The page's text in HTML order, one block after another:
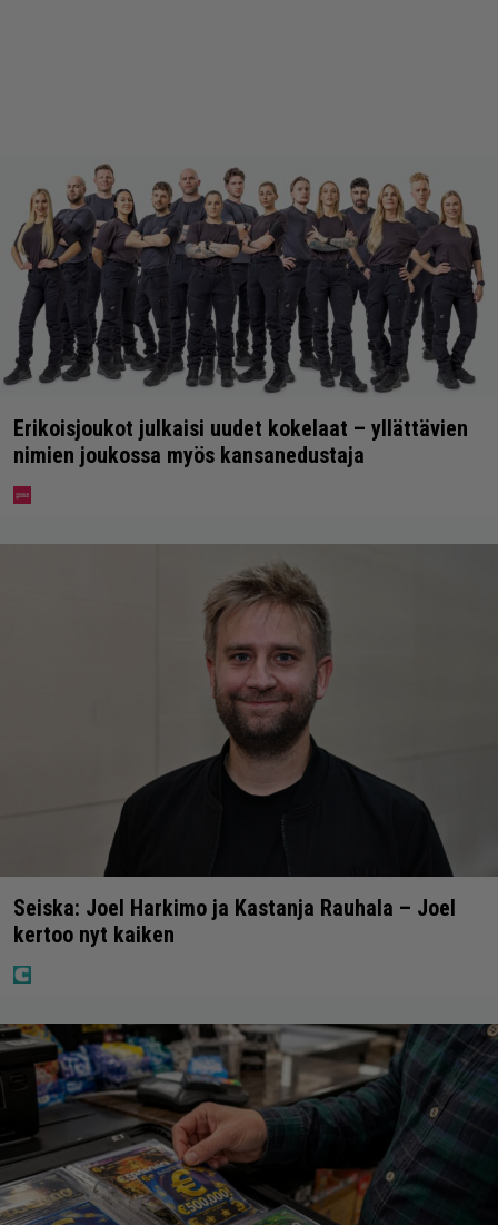
Erikoisjoukot julkaisi uudet kokelaat – yllättävien
nimien joukossa myös kansanedustaja
Seiska: Joel Harkimo ja Kastanja Rauhala – Joel
kertoo nyt kaiken